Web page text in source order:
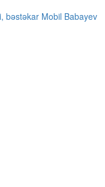
bəstəkar Mobil Babayev